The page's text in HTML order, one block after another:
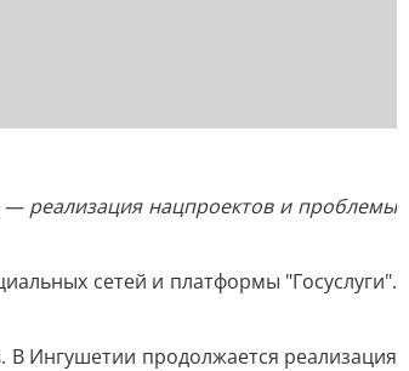
— реализация нацпроектов и проблемы
сетей и платформы "Госуслуги".
Ингушетии продолжается реализация